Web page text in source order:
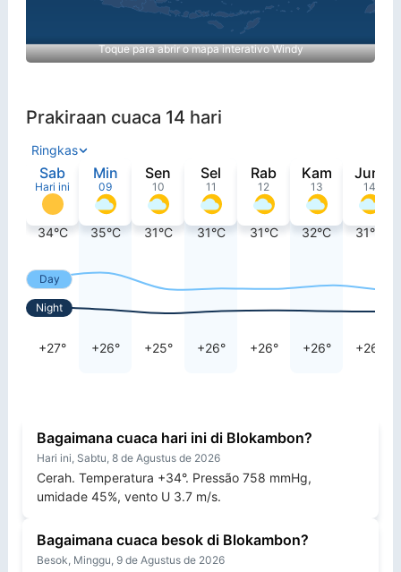
Toque para abrir o mapa interativo Windy
Prakiraan cuaca 14 hari
Ringkas
Sab
Hari ini
34°C
+27°
Min
09
35°C
+26°
Sen
10
31°C
+25°
Sel
11
31°C
+26°
Rab
12
31°C
+26°
Kam
13
32°C
+26°
Jum
14
31°C
+26°
Day
Night
Bagaimana cuaca hari ini di Blokambon?
Hari ini, Sabtu, 8 de Agustus de 2026
Cerah. Temperatura +34°. Pressão 758 mmHg,
umidade 45%, vento U 3.7 m/s.
Bagaimana cuaca besok di Blokambon?
Besok, Minggu, 9 de Agustus de 2026